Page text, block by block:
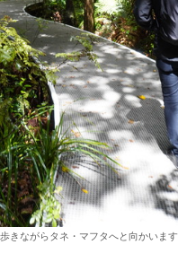
きながらタネ・マフタへと向かいます